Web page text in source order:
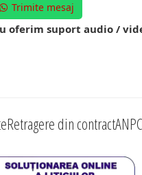
Trimite mesaj
oferim suport audio /
Retragere din contractANPC